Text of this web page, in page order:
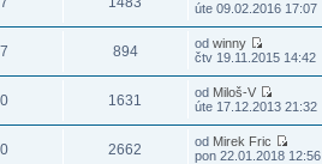
úte 09.02.2016 17:07
894 odwinny
čtv 19.11.2015 14:42
1631 od Miloš-V
úte 17.12.2013 21:32
2662 od Mirek Fric
pon 22.01.2018 12:56